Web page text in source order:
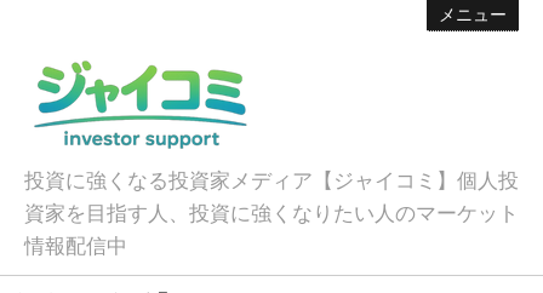
メニュー
投資に強くなる投資家メディア【ジャイコミ】個人投
資家を目指す人、投資に強くなりたい人のマーケット
情報配信中